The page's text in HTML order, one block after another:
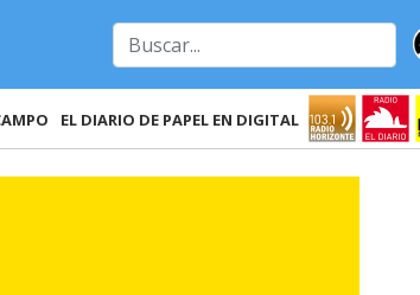
EL DIARIO DE PAPEL EN DIGITAL